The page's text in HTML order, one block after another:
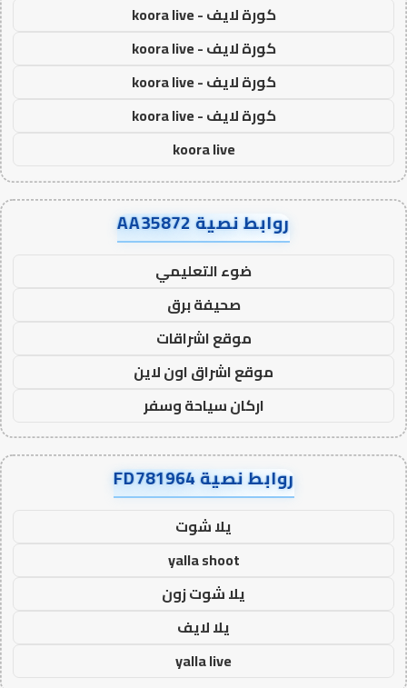
كورة لايف - koora live
كورة لايف - koora live
كورة لايف - koora live
كورة لايف - koora live
koora live
روابط نصية AA35872
ضوء التعليمي
صحيفة برق
موقع اشراقات
موقع اشراق اون لاين
اركان سياحة وسفر
روابط نصية FD781964
يلا شوت
yalla shoot
يلا شوت زون
يلا لايف
yalla live